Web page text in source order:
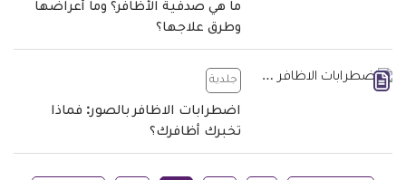
ما هي صدفية الأظافر؟ وما أعراضها
وطرق علاجها؟
جلدية
اضطرابات الاظافر بالصور: فماذا
تخبرك أظافرك؟